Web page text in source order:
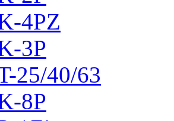
4PZ
3Р
25/40/63
8P